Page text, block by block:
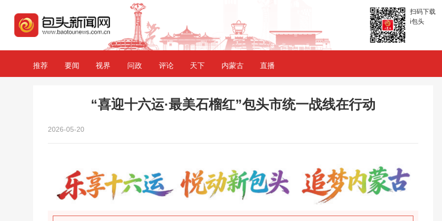
扫码下载
i包头
推荐 要闻 视界 问政 评论 天下 内蒙古 直播
“喜迎十六运·最美石榴红”包头市统一战线在行动
2026-05-20